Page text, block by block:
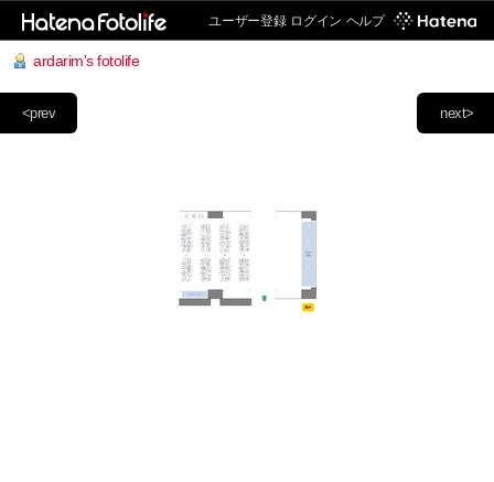
ユーザー登録 ログイン ヘルプ
ardarim's fotolife
next>
<prev